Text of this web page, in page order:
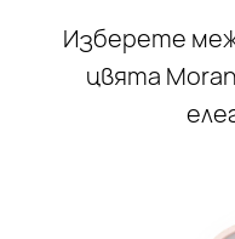
Изберете
цвята